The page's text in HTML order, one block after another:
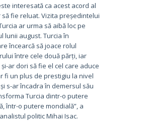
interesată ca acest acord al
să fie reluat. Vizita președintelui
ar urma să aibă loc pe
lunii august. Turcia în
încearcă să joace rolul
între cele două părți, iar
ar dori să fie el cel care aduce
fi un plus de prestigiu la nivel
s-ar încadra în demersul său
Turcia dintr-o putere
într-o putere mondială”, a
politic Mihai Isac.